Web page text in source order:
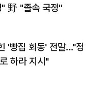
野 "졸속 국정"
'빵집 회동' 전말…"정
하라 지시"